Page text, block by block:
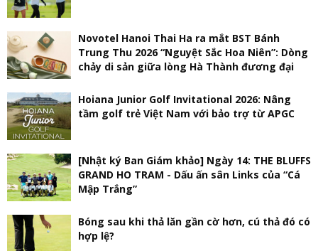
Novotel Hanoi Thai Ha ra mắt BST Bánh
Trung Thu 2026 “Nguyệt Sắc Hoa Niên”: Dòng
chảy di sản giữa lòng Hà Thành đương đại
Hoiana Junior Golf Invitational 2026: Nâng
tầm golf trẻ Việt Nam với bảo trợ từ APGC
[Nhật ký Ban Giám khảo] Ngày 14: THE BLUFFS
GRAND HO TRAM - Dấu ấn sân Links của “Cá
Mập Trắng”
Bóng sau khi thả lăn gần cờ hơn, cú thả đó có
hợp lệ?